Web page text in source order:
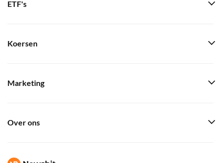
ETF's
Koersen
Marketing
Over ons